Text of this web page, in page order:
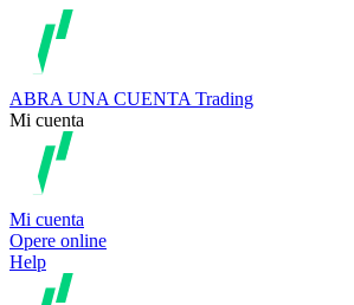
ABRA UNA CUENTA Trading
Mi cuenta
Mi cuenta
Opere online
Help